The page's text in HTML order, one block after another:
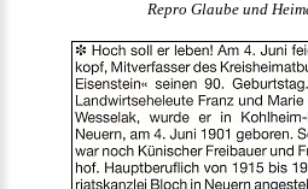
Repro Glaube und